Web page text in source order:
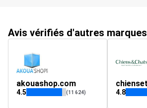
Avis vérifiés d'autres marques
akouashop.com
4.5 (11 624) 4.8